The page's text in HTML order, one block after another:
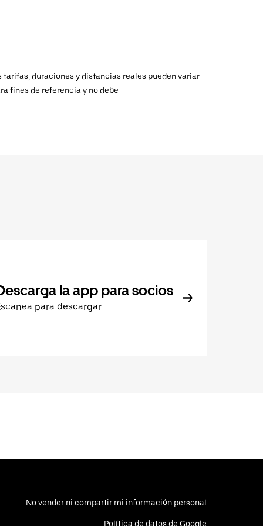
duraciones y distancias reales pueden variar
fines de referencia y no debe
la app para socios
para descargar
No vender ni compartir mi información personal
Política de datos de Google